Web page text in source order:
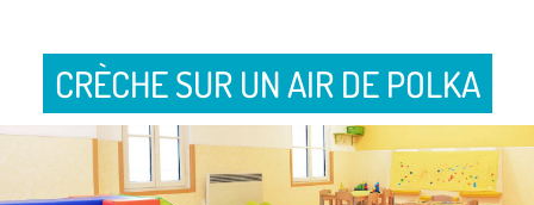
CRÈCHE SUR UN AIR DE POLKA